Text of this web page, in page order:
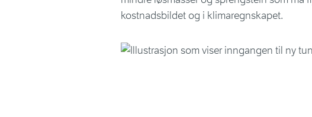
kostnadsbildet og i klimaregnskapet.